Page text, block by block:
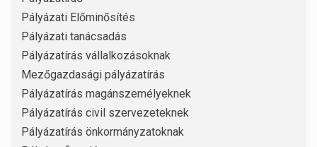
Pályázati Előminősítés
Pályázati tanácsadás
Pályázatírás vállalkozásoknak
Mezőgazdasági pályázatírás
Pályázatírás magánszemélyeknek
Pályázatírás civil szervezeteknek
Pályázatírás önkormányzatoknak